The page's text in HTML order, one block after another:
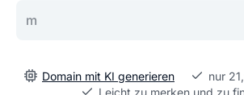
Domain mit KI generieren
nur
Leicht zu merken und zu